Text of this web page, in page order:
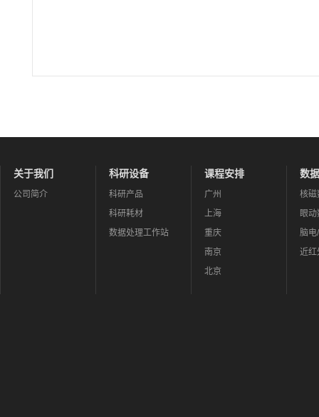
关于我们
公司简介
科研设备
科研产品
科研耗材
数据处理工作站
课程安排
广州
上海
重庆
南京
北京
数
核磁
眼
脑电
近红